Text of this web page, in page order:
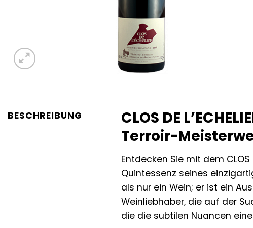
BESCHREIBUNG
CLOS DE
Terroir-
Entdecken Sie mit dem CLOS
Quintessenz seines
als nur ein Wein; er ist ein
Weinliebhaber, die auf der
die die subtilen Nuancen